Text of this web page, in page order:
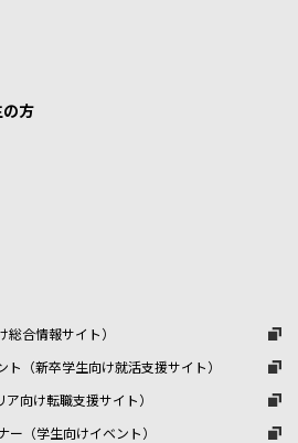
方
合情報サイト）
（新卒学生向け就活支援サイト）
向け転職支援サイト）
（学生向けイベント）